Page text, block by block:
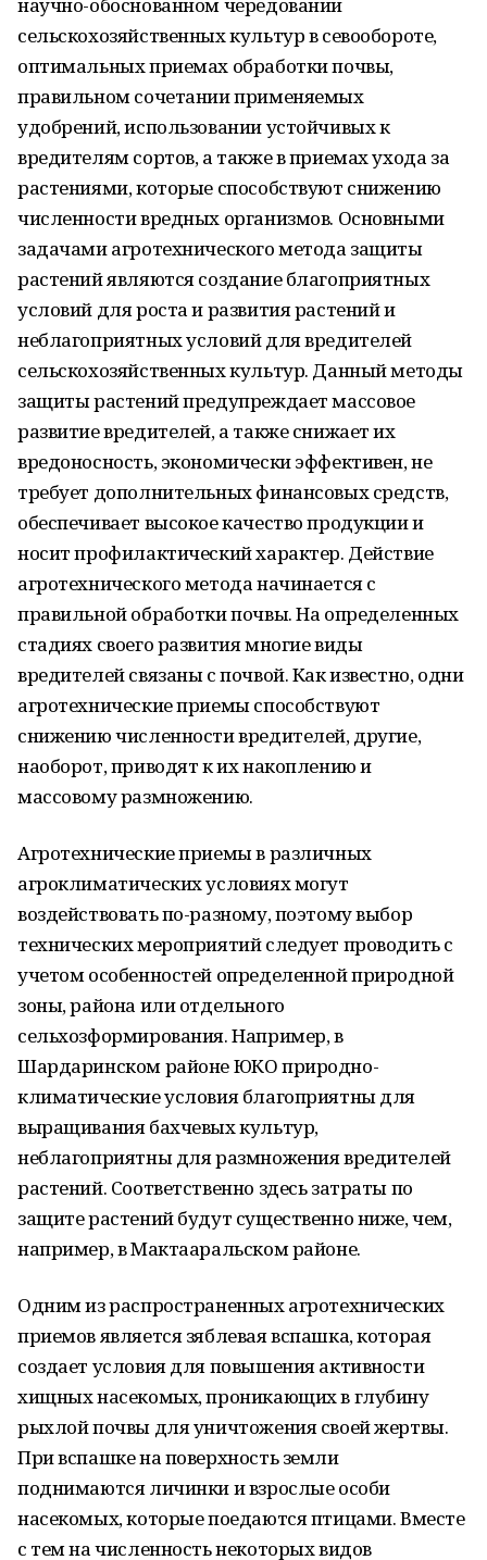
сельскохозяйственных культур в севообороте,
оптимальных приемах обработки почвы,
правильном сочетании применяемых
удобрений, использовании устойчивых к
вредителям сортов, а также в приемах ухода за
растениями, которые способствуют снижению
численности вредных организмов. Основными
задачами агротехнического метода защиты
растений являются создание благоприятных
условий для роста и развития растений и
неблагоприятных условий для вредителей
сельскохозяйственных культур. Данный методы
защиты растений предупреждает массовое
развитие вредителей, а также снижает их
вредоносность, экономически эффективен, не
требует дополнительных финансовых средств,
обеспечивает высокое качество продукции и
носит профилактический характер. Действие
агротехнического метода начинается с
правильной обработки почвы. На определенных
стадиях своего развития многие виды
вредителей связаны с почвой. Как известно, одни
агротехнические приемы способствуют
снижению численности вредителей, другие,
наоборот, приводят к их накоплению и
массовому размножению.
Агротехнические приемы в различных
агроклиматических условиях могут
воздействовать по-разному, поэтому выбор
технических мероприятий следует проводить с
учетом особенностей определенной природной
зоны, района или отдельного
сельхозформирования. Например, в
Шардаринском районе ЮКО природно-
климатические условия благоприятны для
выращивания бахчевых культур,
неблагоприятны для размножения вредителей
растений. Соответственно здесь затраты по
защите растений будут существенно ниже, чем,
например, в Мактааральском районе.
Одним из распространенных агротехнических
приемов является зяблевая вспашка, которая
создает условия для повышения активности
хищных насекомых, проникающих в глубину
рыхлой почвы для уничтожения своей жертвы.
При вспашке на поверхность земли
поднимаются личинки и взрослые особи
насекомых, которые поедаются птицами. Вместе
с тем на численность некоторых видов